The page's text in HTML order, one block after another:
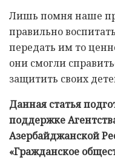
Лишь помня наше
правильно
передать им то
они смогли
защитить своих
Данная статья
поддержке
Азербайджанской
«Гражданское